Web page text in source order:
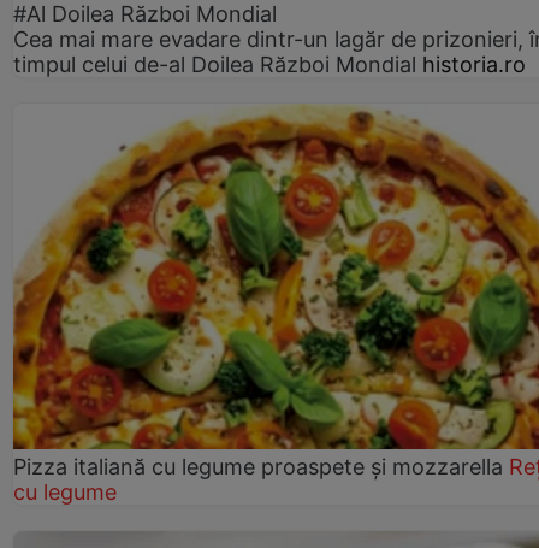
#Al Doilea Război Mondial
Cea mai mare evadare dintr-un lagăr de prizonieri,
timpul celui de-al Doilea Război Mondial historia.ro
Pizza italiană cu legume proaspete și mozzarella
cu legume